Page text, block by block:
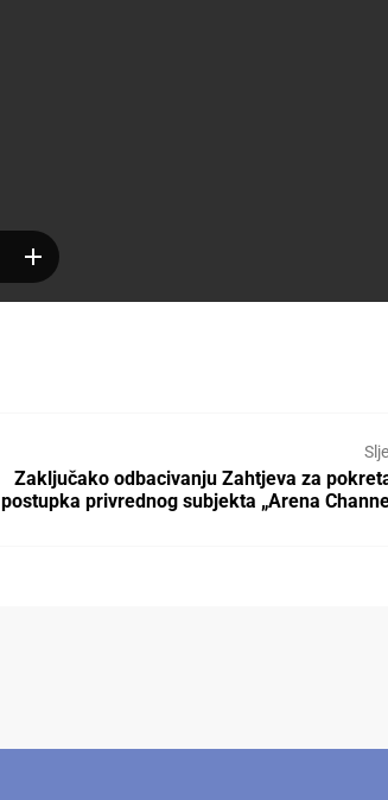
Zaključako odbacivanju Zahtjeva za
postupka privrednog subjekta „Arena